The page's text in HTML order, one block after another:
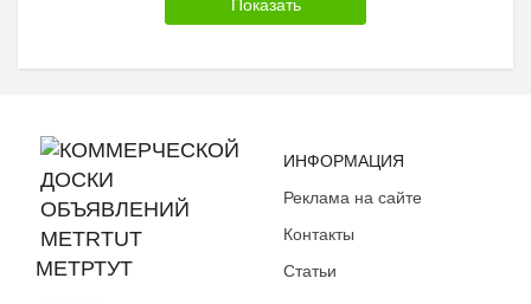
МЕТРТУТ
ИНФОРМАЦИЯ
Реклама на сайте
Контакты
Статьи